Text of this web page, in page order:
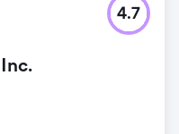
da zero il traffico
educativa. Poiché la
minime e
4.7